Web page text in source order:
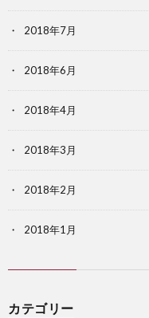
2018年7月
2018年6月
2018年4月
2018年3月
2018年2月
2018年1月
カテゴリー